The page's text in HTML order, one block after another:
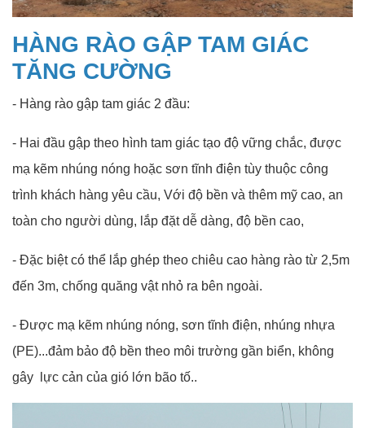
HÀNG RÀO GẬP TAM GIÁC
TĂNG CƯỜNG
- Hàng rào gập tam giác 2 đầu:
- Hai đầu gập theo hình tam giác tạo độ vững chắc, được
mạ kẽm nhúng nóng hoặc sơn tĩnh điện tùy thuộc công
trình khách hàng yêu cầu, Với độ bền và thêm mỹ cao, an
toàn cho người dùng, lắp đặt dễ dàng, độ bền cao,
- Đặc biệt có thể lắp ghép theo chiêu cao hàng rào từ 2,5m
đến 3m, chống quăng vật nhỏ ra bên ngoài.
- Được mạ kẽm nhúng nóng, sơn tĩnh điện, nhúng nhựa
(PE)...đảm bảo độ bền theo môi trường gần biển, không
gây lực cản của gió lớn bão tố..